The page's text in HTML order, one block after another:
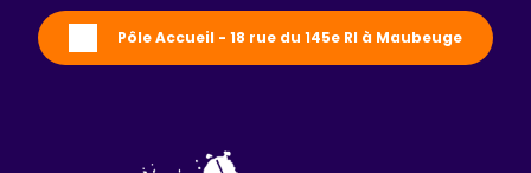
Pôle Accueil - 18 rue du 145e RI à Maubeuge